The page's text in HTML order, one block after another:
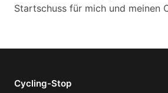
Startschuss für mich und meinen
Cycling-Stop